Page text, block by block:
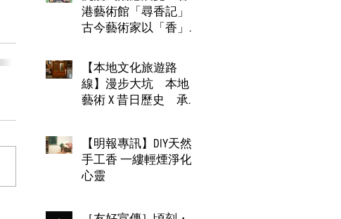
港藝術館「尋香記」
古今藝術家以「香」
體驗芳香文化
【本地文化旅遊路
線】漫步大坑 本地
藝術 X 昔日歷史 承
【明報專訊】DIY天然
手工香 一縷輕煙淨化
心靈